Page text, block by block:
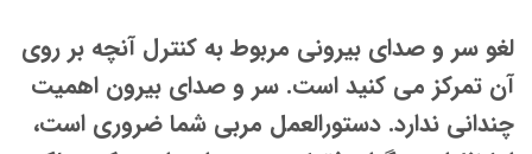
لغو سر و صدای بیرونی مربوط به کنترل آنچه بر روی
آن تمرکز می کنید است. سر و صدای بیرون اهمیت
چندانی ندارد. دستورالعمل مربی شما ضروری است،